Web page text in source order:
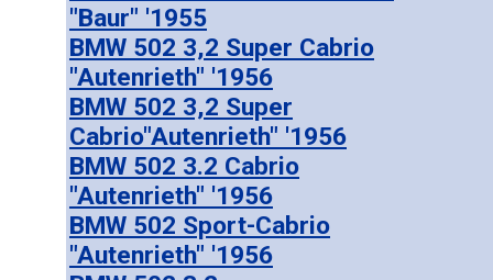
"Baur" '1955
BMW 502 3,2 Super Cabrio
"Autenrieth" '1956
BMW 502 3,2 Super
Cabrio"Autenrieth" '1956
BMW 502 3.2 Cabrio
"Autenrieth" '1956
BMW 502 Sport-Cabrio
"Autenrieth" '1956